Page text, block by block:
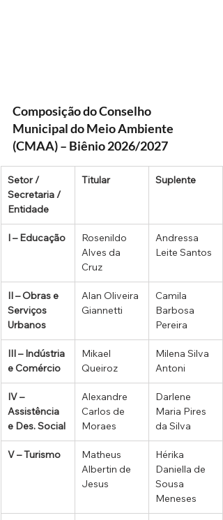
Composição do Conselho
Municipal do Meio Ambiente
(CMAA) – Biênio 2026/2027
Setor /
Secretaria /
Entidade
Titular Suplente
I – Educação
Rosenildo
Alves da
Cruz
Andressa
Leite Santos
II – Obras e
Serviços
Urbanos
Alan Oliveira
Giannetti
Camila
Barbosa
Pereira
III – Indústria
e Comércio
Mikael
Queiroz
Milena Silva
Antoni
IV –
Assistência
e Des. Social
Alexandre
Carlos de
Moraes
Darlene
Maria Pires
da Silva
V – Turismo
Matheus
Albertin de
Jesus
Hérika
Daniella de
Sousa
Meneses